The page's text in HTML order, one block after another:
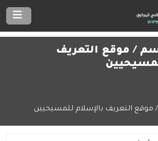
/ موقع التعريف
التعريف بالإسلام للمسيحيين